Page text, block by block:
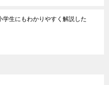
学生にもわかりやすく解説した